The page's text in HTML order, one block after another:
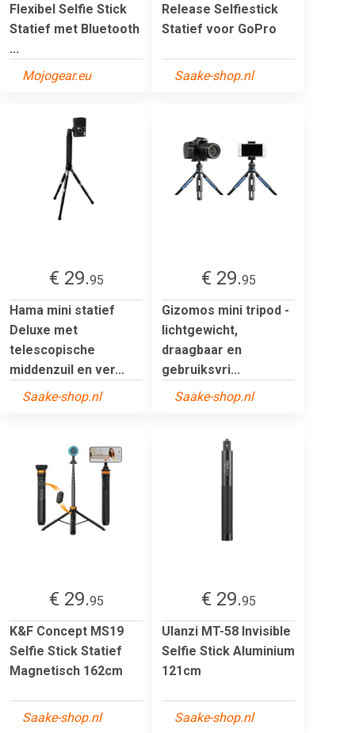
Flexibel Selfie Stick
Statief met Bluetooth
...
Mojogear.eu
Release Selfiestick
Statief voor GoPro
Saake-shop.nl
€ 29.95
Hama mini statief
Deluxe met
telescopische
middenzuil en ver...
Saake-shop.nl
€ 29.95
Gizomos mini tripod -
lichtgewicht,
draagbaar en
gebruiksvri...
Saake-shop.nl
€ 29.95
K&F Concept MS19
Selfie Stick Statief
Magnetisch 162cm
Saake-shop.nl
€ 29.95
Ulanzi MT-58 Invisible
Selfie Stick Aluminium
121cm
Saake-shop.nl